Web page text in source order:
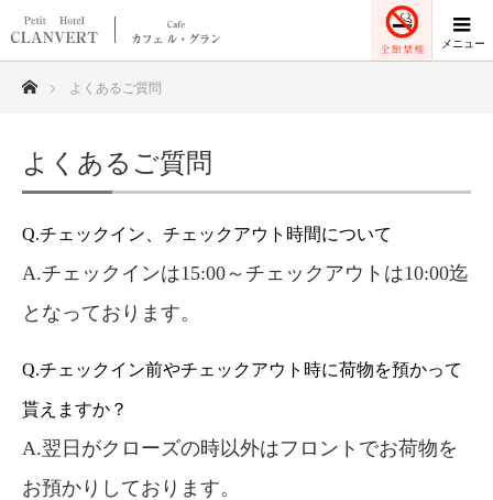
ホームよくあるご質問
よくあるご質問
Q.チェックイン、チェックアウト時間について
A.チェックインは15:00～チェックアウトは10:00迄
となっております。
Q.チェックイン前やチェックアウト時に荷物を預かって
貰えますか？
A.翌日がクローズの時以外はフロントでお荷物を
お預かりしております。